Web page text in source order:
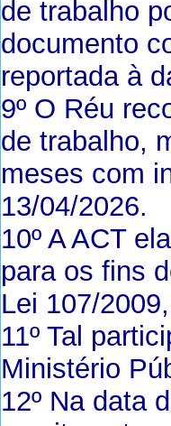
de trabalho
documento
reportada à
9º O Réu
de trabalho,
meses com
13/04/2026.
10º A ACT
para os fins
Lei 107/
11º Tal
Ministério
12º Na data